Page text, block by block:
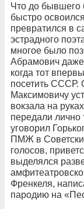
Что до бывшего
быстро
превратился в
эстрадного
многое было
Абрамович даже
когда тот
посетить СССР.
Максимовичу
вокзала на
передали лично
уговорил
ПМЖ в
голосов,
выделялся
Френкеля,
пародию на